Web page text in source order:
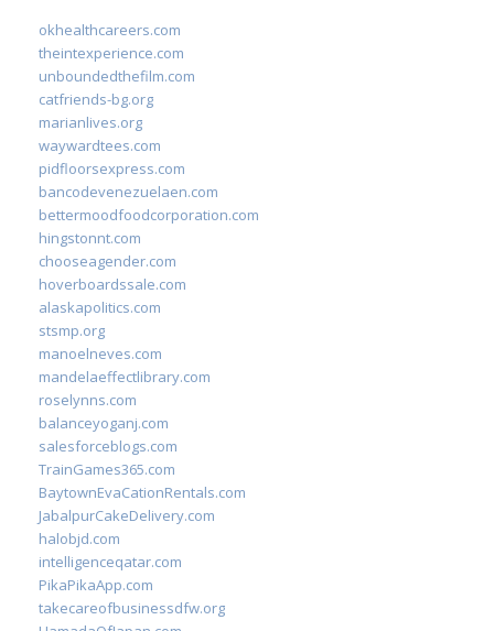
okhealthcareers.com
theintexperience.com
unboundedthefilm.com
catfriends-bg.org
marianlives.org
waywardtees.com
pidfloorsexpress.com
bancodevenezuelaen.com
bettermoodfoodcorporation.com
hingstonnt.com
chooseagender.com
hoverboardssale.com
alaskapolitics.com
stsmp.org
manoelneves.com
mandelaeffectlibrary.com
roselynns.com
balanceyoganj.com
salesforceblogs.com
TrainGames365.com
BaytownEvaCationRentals.com
JabalpurCakeDelivery.com
halobjd.com
intelligenceqatar.com
PikaPikaApp.com
takecareofbusinessdfw.org